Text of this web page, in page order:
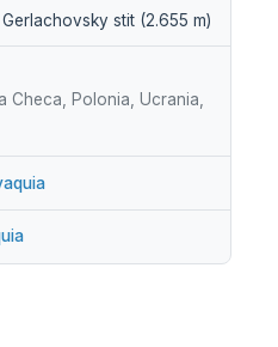
Gerlachovsky stit (2.655 m)
Checa, Polonia, Ucrania,